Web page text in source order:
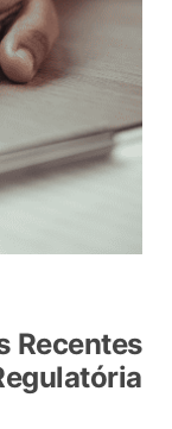
Recentes